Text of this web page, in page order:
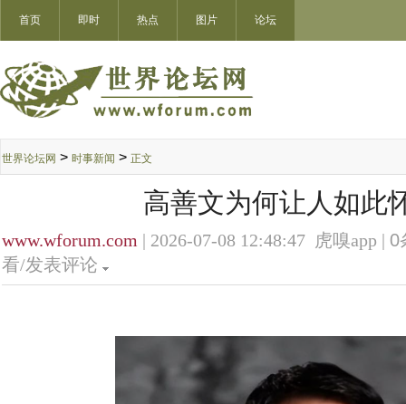
首页 即时 热点 图片 论坛
世界论坛网 > 时事新闻 > 正文
高善文为何让人如此
www.wforum.com | 2026-07-08 12:48:47 虎嗅app | 0
看/发表评论